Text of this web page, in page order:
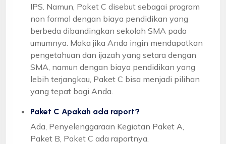
IPS. Namun, Paket C disebut sebagai program
non formal dengan biaya pendidikan yang
berbeda dibandingkan sekolah SMA pada
umumnya. Maka jika Anda ingin mendapatkan
pengetahuan dan ijazah yang setara dengan
SMA, namun dengan biaya pendidikan yang
lebih terjangkau, Paket C bisa menjadi pilihan
yang tepat bagi Anda.
Paket C Apakah ada raport?
Ada, Penyelenggaraan Kegiatan Paket A,
Paket B, Paket C ada raportnya.